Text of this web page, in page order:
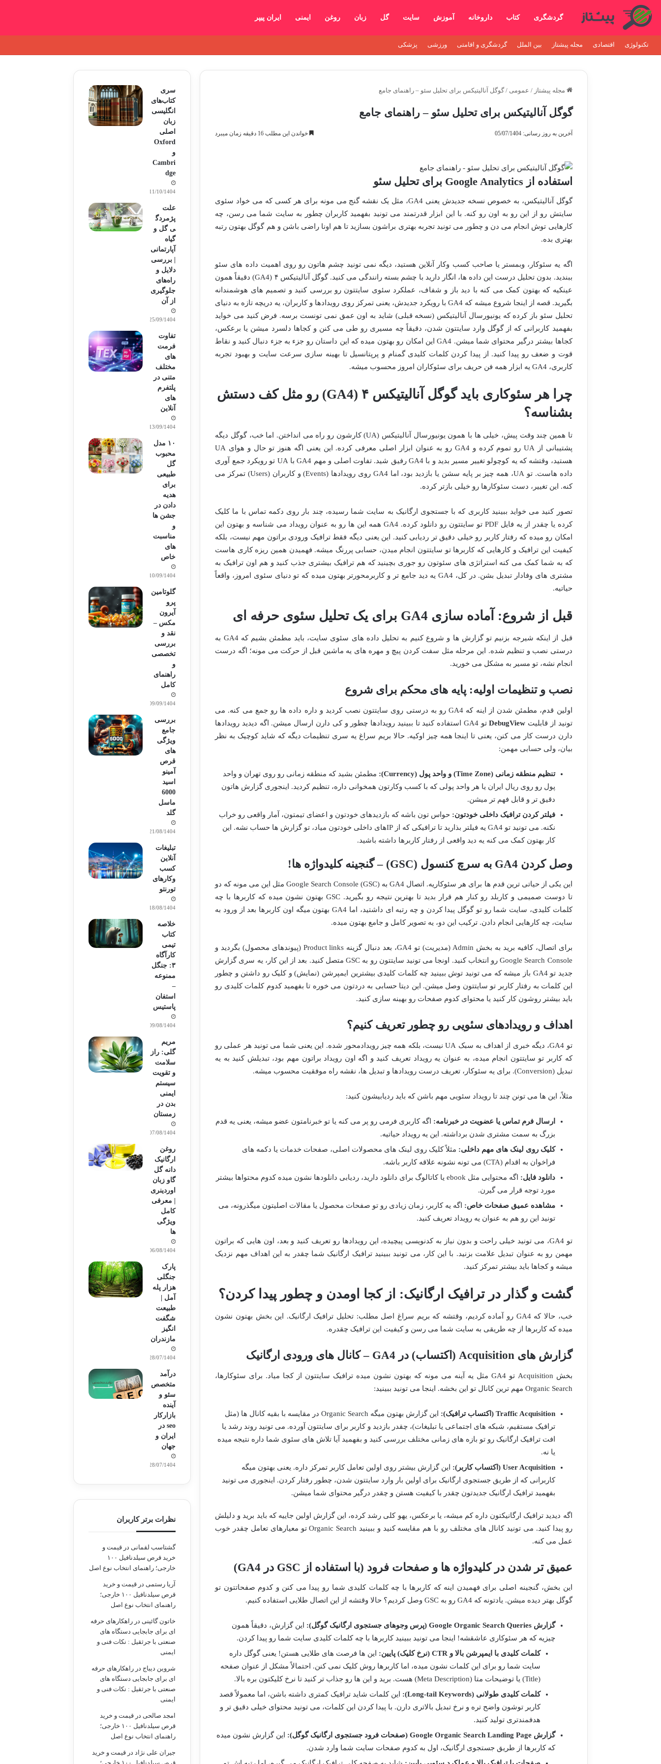
گردشگری کتاب داروخانه آموزش سایت گل زبان روغن ایمنی ایران پیپر
تکنولوژی اقتصادی مجله پیشتاز بین الملل گردشگری و اقامتی ورزشی پزشکی
مجله پیشتاز / عمومی / گوگل آنالیتیکس برای تحلیل سئو – راهنمای جامع
گوگل آنالیتیکس برای تحلیل سئو – راهنمای جامع
آخرین به روز رسانی: 05/07/1404 خواندن این مطلب 16 دقیقه زمان میبرد
استفاده از Google Analytics برای تحلیل سئو
گوگل آنالیتیکس، به خصوص نسخه جدیدش یعنی GA4، مثل یک نقشه گنج می مونه برای هر کسی که می خواد سئوی
سایتش رو از این رو به اون رو کنه. با این ابزار قدرتمند می تونید بفهمید کاربران چطور به سایت شما می رسن، چه
کارهایی توش انجام می دن و چطور می تونید تجربه بهتری براشون بسازید تا هم اونا راضی باشن و هم گوگل بهتون رتبه
بهتری بده.
اگه یه سئوکار، وبمستر یا صاحب کسب وکار آنلاین هستید، دیگه نمی تونید چشم هاتون رو روی اهمیت داده های سئو
ببندید. بدون تحلیل درست این داده ها، انگار دارید با چشم بسته رانندگی می کنید. گوگل آنالیتیکس ۴ (GA4) دقیقاً همون
عینکیه که بهتون کمک می کنه با دید باز و شفاف، عملکرد سئوی سایتتون رو بررسی کنید و تصمیم های هوشمندانه
بگیرید. قصه از اینجا شروع میشه که GA4 با رویکرد جدیدش، یعنی تمرکز روی رویدادها و کاربران، یه دریچه تازه به دنیای
تحلیل سئو باز کرده که یونیورسال آنالیتیکس (نسخه قبلی) شاید به اون عمق نمی تونست برسه. فرض کنید می خواید
بفهمید کاربرانی که از گوگل وارد سایتتون شدن، دقیقاً چه مسیری رو طی می کنن و کجاها دلسرد میشن یا برعکس،
کجاها بیشتر درگیر محتوای شما میشن. GA4 این امکان رو بهتون میده که این داستان رو جزء به جزء دنبال کنید و نقاط
قوت و ضعف رو پیدا کنید. از پیدا کردن کلمات کلیدی گمنام و پرپتانسیل تا بهینه سازی سرعت سایت و بهبود تجربه
کاربری، GA4 یه ابزار همه فن حریف برای سئوکاران امروز محسوب میشه.
چرا هر سئوکاری باید گوگل آنالیتیکس ۴ (GA4) رو مثل کف دستش
بشناسه؟
تا همین چند وقت پیش، خیلی ها با همون یونیورسال آنالیتیکس (UA) کارشون رو راه می انداختن. اما خب، گوگل دیگه
پشتیبانی از UA رو تموم کرده و GA4 رو به عنوان ابزار اصلی معرفی کرده. این یعنی اگه هنوز تو حال و هوای UA
هستید، وقتشه که یه کوچولو تغییر مسیر بدید و با GA4 رفیق شید. تفاوت اصلی و مهم GA4 با UA تو رویکرد جمع آوری
داده هاست. تو UA، همه چیز بر پایه سشن یا بازدید بود، اما GA4 روی رویدادها (Events) و کاربران (Users) تمرکز می
کنه. این تغییر، دست سئوکارها رو خیلی بازتر کرده.
تصور کنید می خواید ببینید کاربری که با جستجوی ارگانیک به سایت شما رسیده، چند بار روی دکمه تماس با ما کلیک
کرده یا چقدر از یه فایل PDF تو سایتتون رو دانلود کرده. GA4 همه این ها رو به عنوان رویداد می شناسه و بهتون این
امکان رو میده که رفتار کاربر رو خیلی دقیق تر ردیابی کنید. این یعنی دیگه فقط ترافیک ورودی براتون مهم نیست، بلکه
کیفیت این ترافیک و کارهایی که کاربرها تو سایتتون انجام میدن، حسابی پررنگ میشه. فهمیدن همین ریزه کاری هاست
که به شما کمک می کنه استراتژی های سئوتون رو جوری بچینید که هم ترافیک بیشتری جذب کنید و هم اون ترافیک به
مشتری های وفادار تبدیل بشن. در کل، GA4 یه دید جامع تر و کاربرمحورتر بهتون میده که تو دنیای سئوی امروز، واقعاً
حیاتیه.
قبل از شروع: آماده سازی GA4 برای یک تحلیل سئوی حرفه ای
قبل از اینکه شیرجه بزنیم تو گزارش ها و شروع کنیم به تحلیل داده های سئوی سایت، باید مطمئن بشیم که GA4 به
درستی نصب و تنظیم شده. این مرحله مثل سفت کردن پیچ و مهره های یه ماشین قبل از حرکت می مونه؛ اگه درست
انجام نشه، تو مسیر به مشکل می خورید.
نصب و تنظیمات اولیه: پایه های محکم برای شروع
اولین قدم، مطمئن شدن از اینه که GA4 رو به درستی روی سایتتون نصب کردید و داره داده ها رو جمع می کنه. می
تونید از قابلیت DebugView
تو GA4 استفاده کنید تا ببینید رویدادها چطور و کی دارن ارسال میشن. اگه دیدید رویدادها
دارن درست کار می کنن، یعنی تا اینجا همه چیز اوکیه. حالا بریم سراغ یه سری تنظیمات دیگه که شاید کوچیک به نظر
بیان، ولی حسابی مهمن:
تنظیم منطقه زمانی (Time Zone) و واحد پول (Currency):
مطمئن بشید که منطقه زمانی رو روی تهران و واحد
پول رو روی ریال ایران یا هر واحد پولی که با کسب وکارتون همخوانی داره، تنظیم کردید. اینجوری گزارش هاتون
دقیق تر و قابل فهم تر میشن.
فیلتر کردن ترافیک داخلی خودتون: حواس تون باشه که بازدیدهای خودتون و اعضای تیمتون، آمار واقعی رو خراب
نکنه. می تونید تو GA4 یه فیلتر بذارید تا ترافیکی که از IPهای داخلی خودتون میاد، تو گزارش ها حساب نشه. این
کار بهتون کمک می کنه یه دید واقعی از رفتار کاربرها داشته باشید.
وصل کردن GA4 به سرچ کنسول (GSC) – گنجینه کلیدواژه ها!
این یکی از حیاتی ترین قدم ها برای هر سئوکاریه. اتصال GA4 به Google Search Console (GSC) مثل این می مونه که دو
تا دوست صمیمی و کاربلد رو کنار هم قرار بدید تا بهترین نتیجه رو بگیرید. GSC بهتون نشون میده که کاربرها با چه
کلمات کلیدی، سایت شما رو تو گوگل پیدا کردن و چه رتبه ای داشتید، اما GA4 بهتون میگه اون کاربرها بعد از ورود به
سایت، چه کارهایی انجام دادن. ترکیب این دو، یه تصویر کامل و جامع بهتون میده.
برای اتصال، کافیه برید به بخش Admin (مدیریت) تو GA4، بعد دنبال گزینه Product links (پیوندهای محصول) بگردید و
Google Search Console رو انتخاب کنید. اونجا می تونید سایتتون رو به GSC متصل کنید. بعد از این کار، یه سری گزارش
جدید تو GA4 باز میشه که می تونید توش ببینید چه کلمات کلیدی بیشترین ایمپرشن (نمایش) و کلیک رو داشتن و چطور
این کلمات به رفتار کاربر تو سایتتون وصل میشن. این دیتا حسابی به دردتون می خوره تا بفهمید کدوم کلمات کلیدی رو
باید بیشتر روشون کار کنید یا محتوای کدوم صفحات رو بهینه سازی کنید.
اهداف و رویدادهای سئویی رو چطور تعریف کنیم؟
تو GA4، دیگه خبری از اهداف به سبک UA نیست، بلکه همه چیز رویدادمحور شده. این یعنی شما می تونید هر عملی رو
که کاربر تو سایتتون انجام میده، به عنوان یه رویداد تعریف کنید و اگه اون رویداد براتون مهم بود، تبدیلش کنید به یه
تبدیل (Conversion). برای یه سئوکار، تعریف درست رویدادها و تبدیل ها، نقشه راه موفقیت محسوب میشه.
مثلاً، این ها می تونن چند تا رویداد سئویی مهم باشن که باید ردیابیشون کنید:
ارسال فرم تماس یا عضویت در خبرنامه: اگه کاربری فرمی رو پر می کنه یا تو خبرنامتون عضو میشه، یعنی یه قدم
بزرگ به سمت مشتری شدن برداشته. این یه رویداد حیاتیه.
کلیک روی لینک های مهم داخلی: مثلاً کلیک روی لینک های محصولات اصلی، صفحات خدمات یا دکمه های
فراخوان به اقدام (CTA) می تونه نشونه علاقه کاربر باشه.
دانلود فایل:
اگه محتوایی مثل ebook یا کاتالوگ برای دانلود دارید، ردیابی دانلودها نشون میده کدوم محتواها بیشتر
مورد توجه قرار می گیرن.
مشاهده عمیق صفحات خاص: اگه یه کاربر، زمان زیادی رو تو صفحات محصول یا مقالات اصلیتون میگذرونه، می
تونید این رو هم به عنوان یه رویداد تعریف کنید.
تو GA4، می تونید خیلی راحت و بدون نیاز به کدنویسی پیچیده، این رویدادها رو تعریف کنید و بعد، اون هایی که براتون
مهمن رو به عنوان تبدیل علامت بزنید. با این کار، می تونید ببینید ترافیک ارگانیک شما چقدر به این اهداف مهم نزدیک
میشه و کجاها باید بیشتر تمرکز کنید.
گشت و گذار در ترافیک ارگانیک: از کجا اومدن و چطور پیدا کردن؟
خب، حالا که GA4 رو آماده کردیم، وقتشه که بریم سراغ اصل مطلب: تحلیل ترافیک ارگانیک. این بخش بهتون نشون
میده که کاربرها از چه طریقی به سایت شما می رسن و کیفیت این ترافیک چقدره.
گزارش های Acquisition (اکتساب) در GA4 – کانال های ورودی ارگانیک
بخش Acquisition تو GA4 مثل یه آینه می مونه که بهتون نشون میده ترافیک سایتتون از کجا میاد. برای سئوکارها،
Organic Search مهم ترین کانال تو این بخشه. اینجا می تونید ببینید:
Traffic Acquisition (اکتساب ترافیک):
این گزارش بهتون میگه Organic Search در مقایسه با بقیه کانال ها (مثل
ترافیک مستقیم، شبکه های اجتماعی یا تبلیغات)، چقدر بازدید و کاربر برای سایتتون آورده. می تونید روند رشد یا
افت ترافیک ارگانیک رو تو بازه های زمانی مختلف بررسی کنید و بفهمید آیا تلاش های سئوی شما داره نتیجه میده
یا نه.
User Acquisition (اکتساب کاربر):
این گزارش بیشتر روی اولین تعامل کاربر تمرکز داره. یعنی بهتون میگه
کاربرانی که از طریق جستجوی ارگانیک برای اولین بار وارد سایتتون شدن، چطور رفتار کردن. اینجوری می تونید
بفهمید ترافیک ارگانیک جدیدتون چقدر با کیفیت هستن و چقدر درگیر محتوای شما میشن.
اگه دیدید ترافیک ارگانیکتون داره کم میشه، یا برعکس، یهو کلی رشد کرده، این گزارش اولین جاییه که باید برید و دلیلش
رو پیدا کنید. می تونید کانال های مختلف رو با هم مقایسه کنید و ببینید Organic Search تو معیارهای تعامل چقدر خوب
عمل می کنه.
عمیق تر شدن در کلیدواژه ها و صفحات فرود (با استفاده از GSC در GA4)
این بخش، گنجینه اصلی برای فهمیدن اینه که کاربرها با چه کلمات کلیدی شما رو پیدا می کنن و کدوم صفحاتتون تو
گوگل بهتر دیده میشن. یادتونه که GA4 رو به GSC وصل کردیم؟ حالا وقتشه از این اتصال طلایی استفاده کنیم.
گزارش Google Organic Search Queries (پرس وجوهای جستجوی ارگانیک گوگل):
این گزارش، دقیقاً همون
چیزیه که هر سئوکاری عاشقشه! اینجا می تونید ببینید کاربرها با چه کلمات کلیدی سایت شما رو پیدا کردن.
کلمات کلیدی با ایمپرشن بالا و CTR (نرخ کلیک) پایین:
این ها فرصت های طلایی هستن! یعنی گوگل داره
سایت شما رو برای این کلمات نشون میده، اما کاربرها روش کلیک نمی کنن. احتمالاً مشکل از عنوان صفحه
(Title) یا توضیحات متا (Meta Description) هست. برید و این ها رو جذاب تر کنید تا نرخ کلیکتون بره بالا.
کلمات کلیدی طولانی (Long-tail Keywords):
این کلمات شاید ترافیک کمتری داشته باشن، اما معمولاً قصد
کاربر توشون واضح تره و نرخ تبدیل بالاتری دارن. با پیدا کردن این کلمات، می تونید محتوای خیلی دقیق تر و
هدفمندتری تولید کنید.
گزارش Google Organic Search Landing Page (صفحات فرود جستجوی ارگانیک گوگل):
این گزارش نشون میده
که کاربرها از طریق جستجوی ارگانیک، اول به کدوم صفحات سایت شما وارد شدن.
سری
کتاب‌های
انگلیسی
زبان
اصلی
Oxford
و
Cambri
dge
11/10/1404
علت
پژمردگ
ی گل و
گیاه
آپارتمانی
| بررسی
دلایل و
راه‌های
جلوگیری
از آن
25/09/1404
تفاوت
فرمت
های
مختلف
متنی در
پلتفرم
های
آنلاین
13/09/1404
۱۰ مدل
محبوب
گل
طبیعی
برای
هدیه
دادن در
جشن ها
و
مناسبت
های
خاص
10/09/1404
گلوتامین
پرو
آیرون
مکس –
نقد و
بررسی
تخصصی
و
راهنمای
کامل
09/09/1404
بررسی
جامع
ویژگی
های
قرص
آمینو
اسید
6000
ماسل
گلد
21/08/1404
تبلیغات
آنلاین
کسب
وکارهای
تورنتو
18/08/1404
خلاصه
کتاب
تیمی
کارآگاه
۳: جنگل
ممنوعه
–
استفان
پاستیس
09/08/1404
مریم
گلی: راز
سلامت
و تقویت
سیستم
ایمنی
بدن در
زمستان
07/08/1404
روغن
ارگانیک
دانه گل
گاو زبان
اوردینری
| معرفی
کامل
ویژگی
ها
06/08/1404
پارک
جنگلی
هزار پله
آمل |
طبیعت
شگفت
انگیز
مازندران
28/07/1404
درآمد
متخصص
سئو و
آینده
بازارکار
seo در
ایران و
جهان
28/07/1404
نظرات برتر کاربران
گشتاسب لقمانیدر قیمت و
خرید قرص سیلدنافیل ۱۰۰
خارجی؛ راهنمای انتخاب نوع اصل
آریا رستمیدر قیمت و خرید
قرص سیلدنافیل ۱۰۰ خارجی؛
راهنمای انتخاب نوع اصل
خاتون گائینیدر راهکارهای حرفه
ای برای جابجایی دستگاه های
صنعتی با جرثقیل : نکات فنی و
ایمنی
شروین دیباج در راهکارهای حرفه
ای برای جابجایی دستگاه های
صنعتی با جرثقیل : نکات فنی و
ایمنی
امجد صالحیدر قیمت و خرید
قرص سیلدنافیل ۱۰۰ خارجی؛
راهنمای انتخاب نوع اصل
جیران علی نژاددر قیمت و خرید